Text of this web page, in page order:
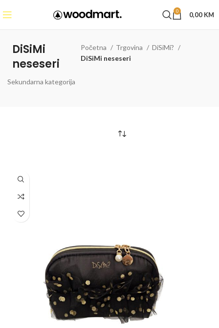
0 0,00 KM
DiSiMi
neseseri
Početna Trgovina
DiSiMi?
DiSiMi neseseri
Sekundarna kategorija